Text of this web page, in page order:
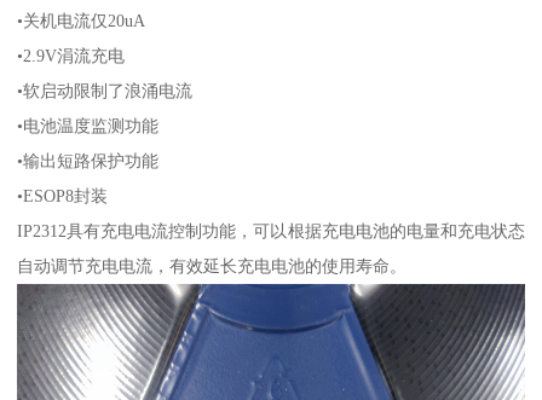
•关机电流仅20uA
•2.9V涓流充电
•软启动限制了浪涌电流
•电池温度监测功能
•输出短路保护功能
•ESOP8封装
IP2312具有充电电流控制功能，可以根据充电电池的电量和充电状态
自动调节充电电流，有效延长充电电池的使用寿命。